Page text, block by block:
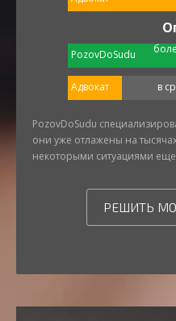
PozovDoSudu
Адвокат в
PozovDoSudu
они уже отлажены на
некоторыми ситуациями еще
РЕШИТЬ